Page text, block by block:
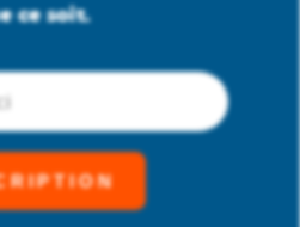
ce soit.
Courriel(Obligatoire)